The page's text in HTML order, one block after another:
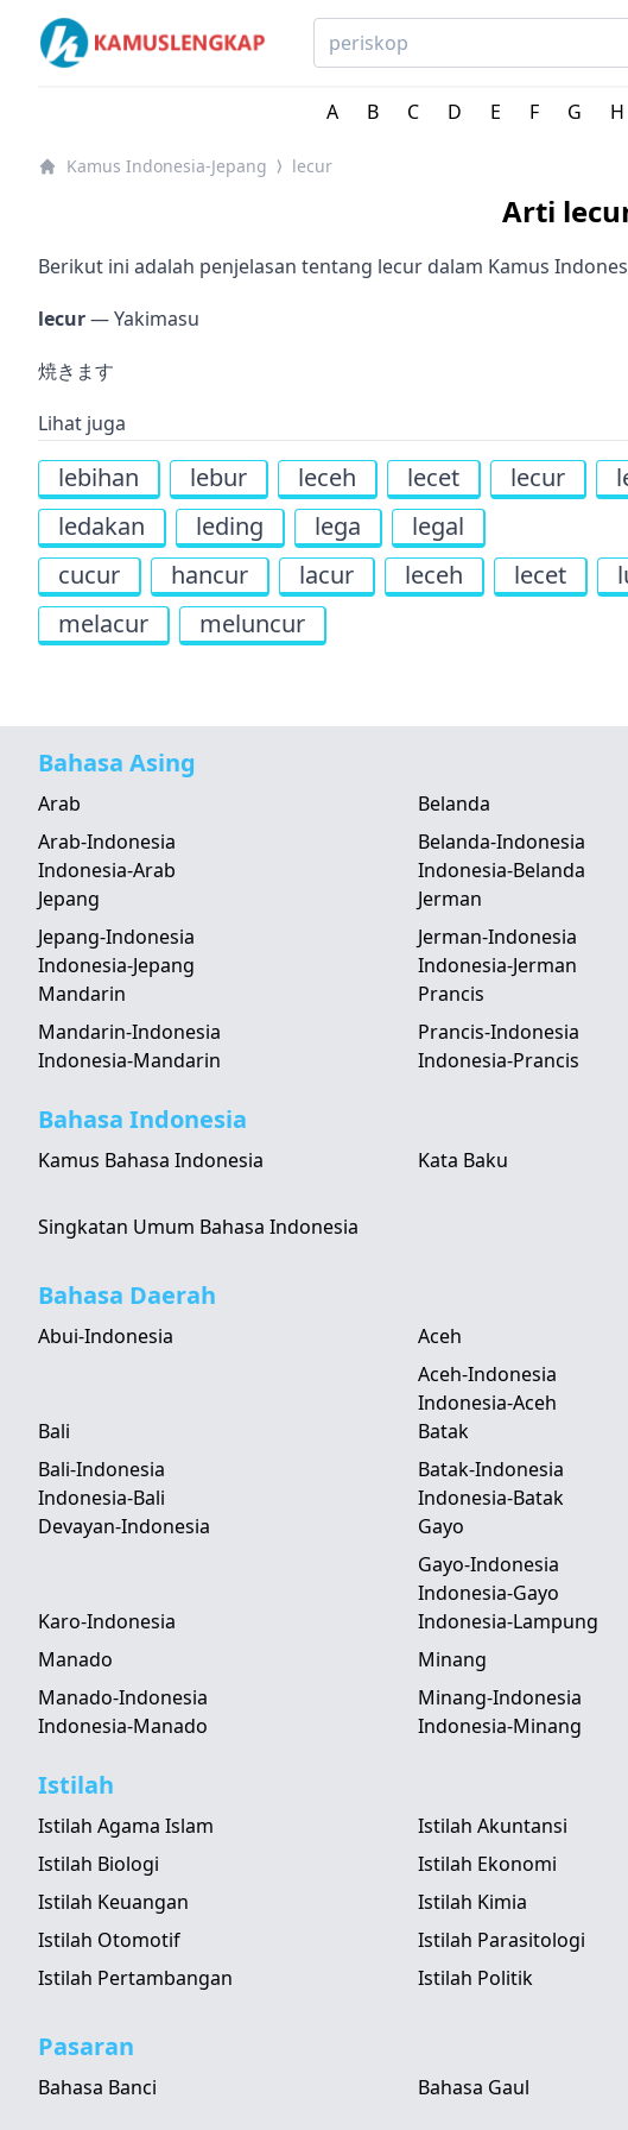
Kamus Lengkap Indonesia-Jepang - Kamus Bahasa Jepang
A B C D E F G H
Kamus Indonesia-Jepang ⟩ lecur
Arti
Berikut ini adalah penjelasan tentang lecur dalam Kamus
lecur— Yakimasu
焼きます
Lihat juga
lebihan lebur leceh lecet lecur
ledakan
leding lega
legal
cucur
hancur lacur leceh lecet
melacur
meluncur
Bahasa Asing
Arab
Arab-Indonesia
Indonesia-Arab
Belanda
Belanda-Indonesia
Indonesia-Belanda
Jepang
Jepang-Indonesia
Indonesia-Jepang
Jerman
Jerman-Indonesia
Indonesia-Jerman
Mandarin
Mandarin-Indonesia
Indonesia-Mandarin
Prancis
Prancis-Indonesia
Indonesia-Prancis
Bahasa Indonesia
Kamus Bahasa Indonesia Kata Baku
Singkatan Umum Bahasa Indonesia
Bahasa Daerah
Abui-Indonesia
Aceh
Aceh-Indonesia
Indonesia-Aceh
Bali
Bali-Indonesia
Indonesia-Bali
Batak
Batak-Indonesia
Indonesia-Batak
Devayan-Indonesia
Gayo
Gayo-Indonesia
Indonesia-Gayo
Karo-Indonesia Indonesia-Lampung
Manado
Manado-Indonesia
Indonesia-Manado
Minang
Minang-Indonesia
Indonesia-Minang
Istilah
Istilah Agama Islam Istilah Akuntansi
Istilah Biologi
Istilah Ekonomi
Istilah Keuangan
Istilah Kimia
Istilah Otomotif
Istilah Parasitologi
Istilah Pertambangan
Istilah Politik
Pasaran
Bahasa Banci Bahasa Gaul